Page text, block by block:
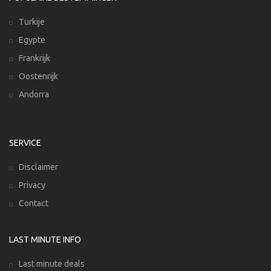
Turkije
Egypte
Frankrijk
Oostenrijk
Andorra
SERVICE
Disclaimer
Privacy
Contact
LAST MINUTE INFO
Last minute deals